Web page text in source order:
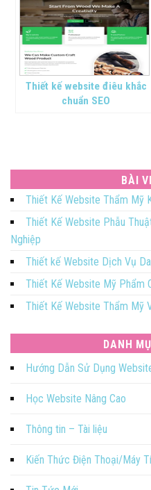
Thiết kế website điêu khắc
chuẩn SEO
BÀI
Thiết Kế Website Thẩm Mỹ
Thiết Kế Website Phẫu
Nghiệp
Thiết kế Website Dịch Vụ
Thiết Kế Website Mỹ Phẩm
Thiết Kế Website Thẩm Mỹ
DANH
Hướng Dẫn Sử Dụng
Học Website Nâng Cao
Thông tin – Tài liệu
Kiến Thức Điện Thoại/Máy